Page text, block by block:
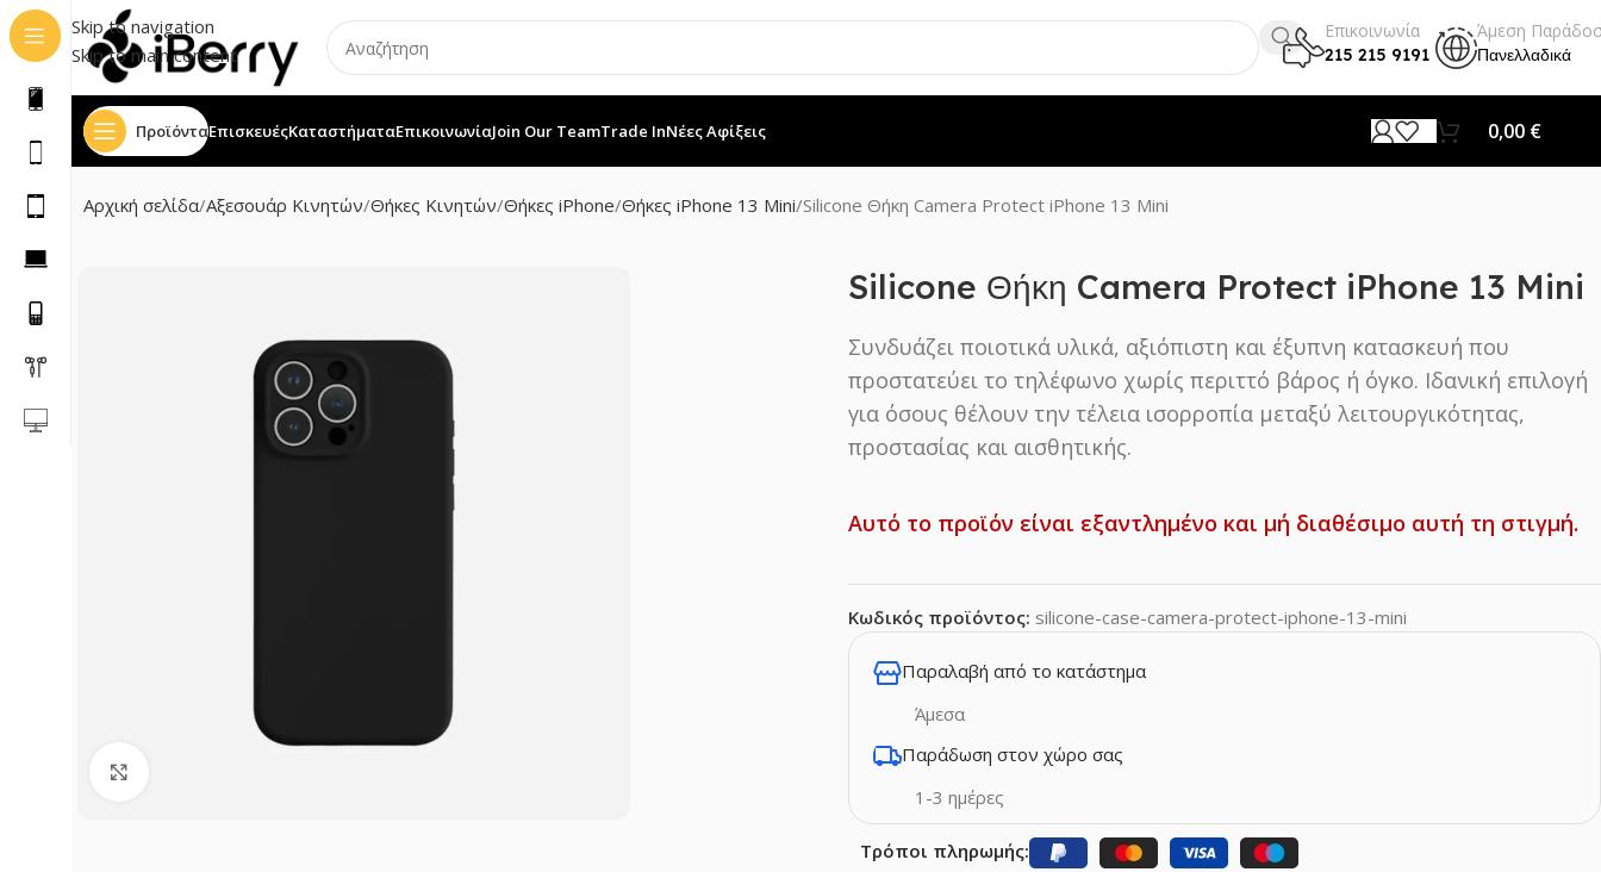
Skip to navigation
Skip to main content
Επικοινωνία
215 215 9191
Άμεση
Πανελλαδικά
ΠροϊόνταΕπισκευέςΚαταστήματαΕπικοινωνίαJoin Our TeamTrade InΝέες Αφίξεις 0,00 €
Αρχική σελίδα Αξεσουάρ Κινητών Θήκες Κινητών Θήκες iPhone Θήκες iPhone 13 Mini Silicone Θήκη Camera Protect iPhone 13 Mini
Silicone Θήκη Camera Protect iPhone 13 Mini
Συνδυάζει ποιοτικά υλικά, αξιόπιστη και έξυπνη κατασκευή που
προστατεύει το τηλέφωνο χωρίς περιττό βάρος ή όγκο. Ιδανική επιλογή
για όσους θέλουν την τέλεια ισορροπία μεταξύ λειτουργικότητας,
προστασίας και αισθητικής.
Αυτό το προϊόν είναι εξαντλημένο και μή διαθέσιμο αυτή τη στιγμή.
Κωδικός προϊόντος: silicone-case-camera-protect-iphone-13-mini
Παραλαβή από το κατάστημα
Άμεσα
Παράδωση στον χώρο σας
1-3 ημέρες
Τρόποι πληρωμής: